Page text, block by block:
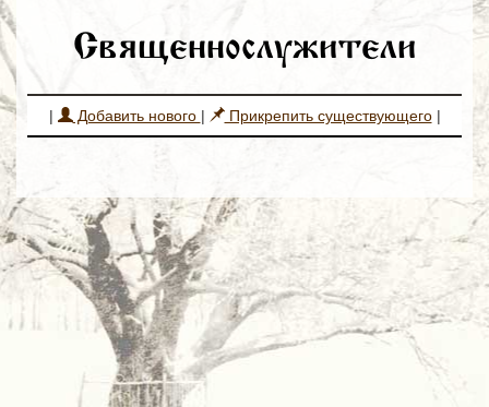
Священнослужители
| Добавить нового | Прикрепить существующего|